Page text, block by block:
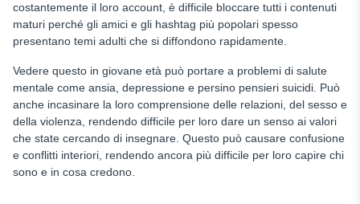
costantemente il loro account, è difficile bloccare tutti i contenuti
maturi perché gli amici e gli hashtag più popolari spesso
presentano temi adulti che si diffondono rapidamente.
Vedere questo in giovane età può portare a problemi di salute
mentale come ansia, depressione e persino pensieri suicidi. Può
anche incasinare la loro comprensione delle relazioni, del sesso e
della violenza, rendendo difficile per loro dare un senso ai valori
che state cercando di insegnare. Questo può causare confusione
e conflitti interiori, rendendo ancora più difficile per loro capire chi
sono e in cosa credono.